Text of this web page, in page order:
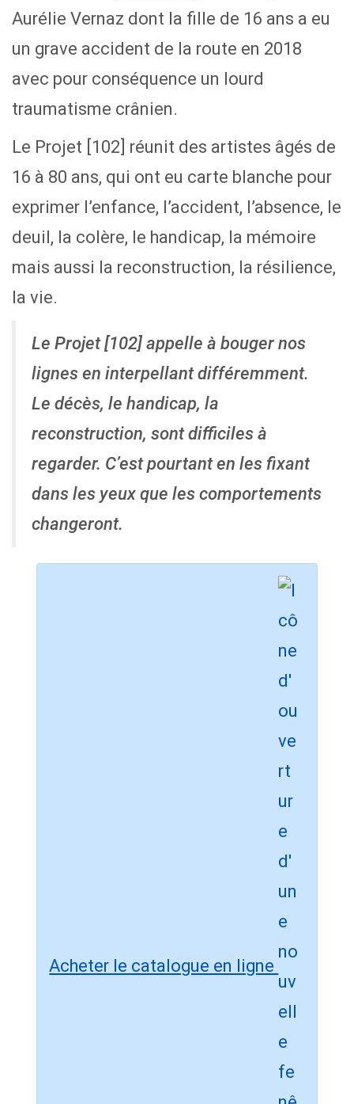
Aurélie Vernaz dont la fille de 16 ans a eu
un grave accident de la route en 2018
avec pour conséquence un lourd
traumatisme crânien.
Le Projet [102] réunit des artistes âgés de
16 à 80 ans, qui ont eu carte blanche pour
exprimer l’enfance, l’accident, l’absence, le
deuil, la colère, le handicap, la mémoire
mais aussi la reconstruction, la résilience,
la vie.
Le Projet [102] appelle à bouger nos
lignes en interpellant différemment.
Le décès, le handicap, la
reconstruction, sont difficiles à
regarder. C’est pourtant en les fixant
dans les yeux que les comportements
changeront.
Acheter le catalogue en ligne